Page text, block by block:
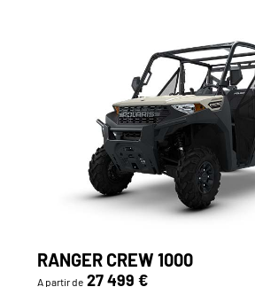
RANGER CREW 1000
A partir de 27 499 €